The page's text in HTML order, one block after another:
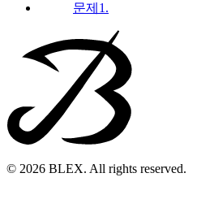
문제1.
© 2026 BLEX. All rights reserved.